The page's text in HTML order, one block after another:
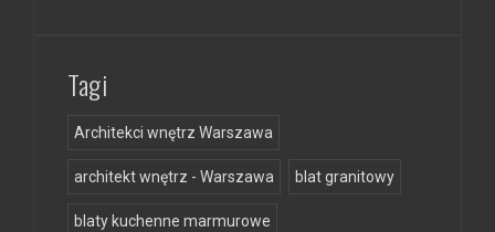
Tagi
Architekci wnętrz Warszawa
architekt wnętrz - Warszawa blat granitowy
blaty kuchenne marmurowe